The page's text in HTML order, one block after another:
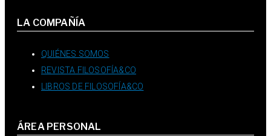
LA COMPAÑÍA
QUIÉNES SOMOS
REVISTA FILOSOFÍA&CO
LIBROS DE FILOSOFÍA&CO
ÁREA PERSONAL